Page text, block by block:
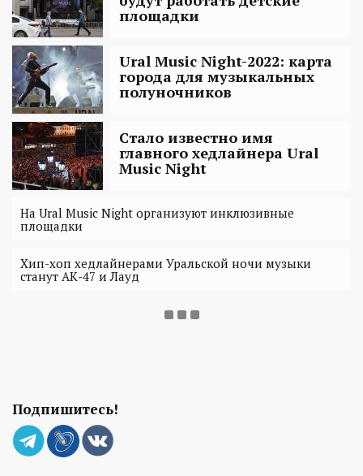
площадки
Ural Music Night-2022: карта
города для музыкальных
полуночников
Стало известно имя
главного хедлайнера Ural
Music Night
На Ural Music Night организуют инклюзивные
площадки
Хип-хоп хедлайнерами Уральской ночи музыки
станут АК-47 и Лауд
Подпишитесь!